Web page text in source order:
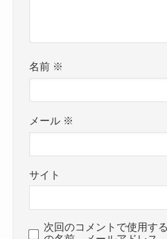
名前 ※
メール ※
サイト
次回のコメントで使用す